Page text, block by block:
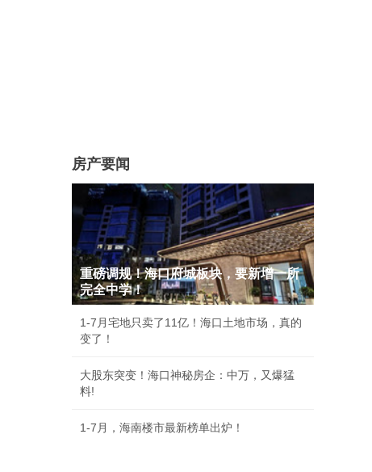
房产要闻
重磅调规！海口府城板块，要新增一所
完全中学！
1-7月宅地只卖了11亿！海口土地市场，真的
变了！
大股东突变！海口神秘房企：中万，又爆猛
料!
1-7月，海南楼市最新榜单出炉！